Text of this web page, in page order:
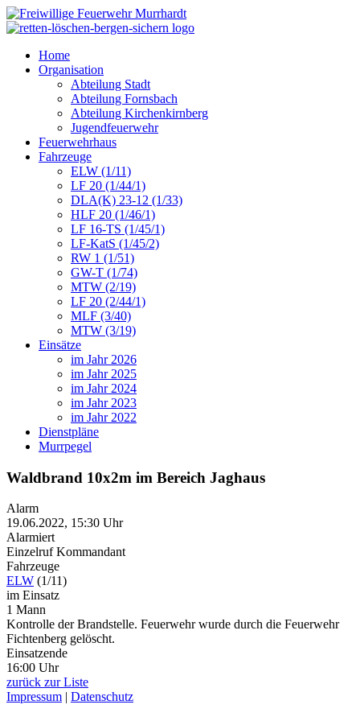
Home
Organisation
Abteilung Stadt
Abteilung Fornsbach
Abteilung Kirchenkirnberg
Jugendfeuerwehr
Feuerwehrhaus
Fahrzeuge
ELW (1/11)
LF 20 (1/44/1)
DLA(K) 23-12 (1/33)
HLF 20 (1/46/1)
LF 16-TS (1/45/1)
LF-KatS (1/45/2)
RW 1 (1/51)
GW-T (1/74)
MTW (2/19)
LF 20 (2/44/1)
MLF (3/40)
MTW (3/19)
Einsätze
im Jahr 2026
im Jahr 2025
im Jahr 2024
im Jahr 2023
im Jahr 2022
Dienstpläne
Murrpegel
Waldbrand 10x2m im Bereich Jaghaus
Alarm
19.06.2022, 15:30 Uhr
Alarmiert
Einzelruf Kommandant
Fahrzeuge
ELW (1/11)
im Einsatz
1 Mann
Kontrolle der Brandstelle. Feuerwehr wurde durch die Feuerwehr
Fichtenberg gelöscht.
Einsatzende
16:00 Uhr
zurück zur Liste
Impressum | Datenschutz